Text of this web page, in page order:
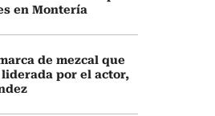
en Montería
de mezcal que
por el actor,